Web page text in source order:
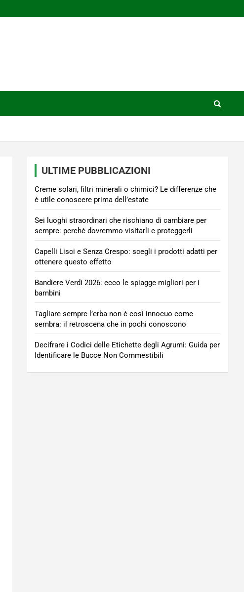
ULTIME PUBBLICAZIONI
Creme solari, filtri minerali o chimici? Le differenze che
è utile conoscere prima dell’estate
Sei luoghi straordinari che rischiano di cambiare per
sempre: perché dovremmo visitarli e proteggerli
Capelli Lisci e Senza Crespo: scegli i prodotti adatti per
ottenere questo effetto
Bandiere Verdi 2026: ecco le spiagge migliori per i
bambini
Tagliare sempre l’erba non è così innocuo come
sembra: il retroscena che in pochi conoscono
Decifrare i Codici delle Etichette degli Agrumi: Guida per
Identificare le Bucce Non Commestibili